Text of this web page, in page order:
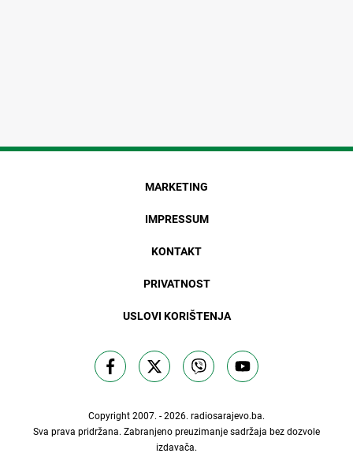
MARKETING
IMPRESSUM
KONTAKT
PRIVATNOST
USLOVI KORIŠTENJA
Copyright 2007. - 2026. radiosarajevo.ba.
Sva prava pridržana. Zabranjeno preuzimanje sadržaja bez dozvole
izdavača.